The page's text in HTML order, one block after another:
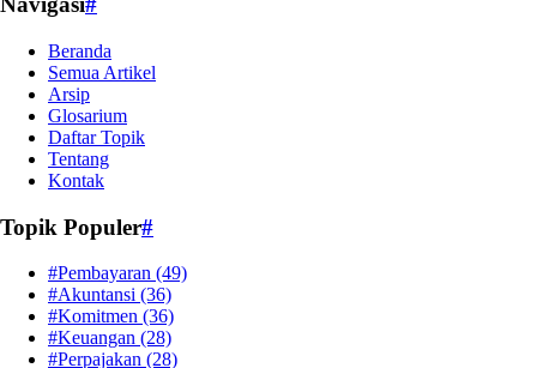
Beranda
Semua Artikel
Arsip
Glosarium
Daftar Topik
Tentang
Kontak
Topik Populer#
#Pembayaran (49)
#Akuntansi (36)
#Komitmen (36)
#Keuangan (28)
#Perpajakan (28)